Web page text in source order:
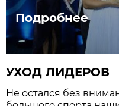
Подробнее
УХОД ЛИДЕРОВ
Не остался без